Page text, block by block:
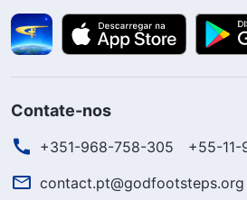
Contate-nos
+351-968-758-305
+55-11-
contact.pt@godfootsteps.org